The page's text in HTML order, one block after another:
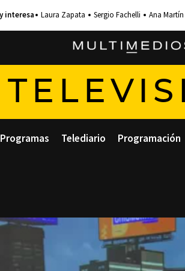
Laura Zapata Sergio Fachelli Ana Martín
Programas Telediario Programación